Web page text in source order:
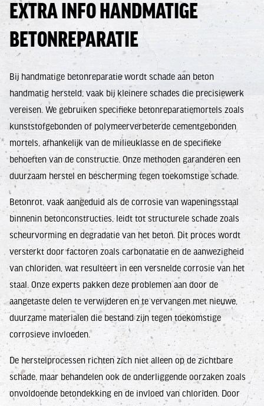
EXTRA INFO HANDMATIGE
BETONREPARATIE
Bij handmatige betonreparatie wordt schade aan beton
handmatig hersteld, vaak bij kleinere schades die precisiewerk
vereisen. We gebruiken specifieke betonreparatiemortels zoals
kunststofgebonden of polymeerverbeterde cementgebonden
mortels, afhankelijk van de milieuklasse en de specifieke
behoeften van de constructie. Onze methoden garanderen een
duurzaam herstel en bescherming tegen toekomstige schade.
Betonrot, vaak aangeduid als de corrosie van wapeningsstaal
binnenin betonconstructies, leidt tot structurele schade zoals
scheurvorming en degradatie van het beton. Dit proces wordt
versterkt door factoren zoals carbonatatie en de aanwezigheid
van chloriden, wat resulteert in een versnelde corrosie van het
staal. Onze experts pakken deze problemen aan door de
aangetaste delen te verwijderen en te vervangen met nieuwe,
duurzame materialen die bestand zijn tegen toekomstige
corrosieve invloeden.
De herstelprocessen richten zich niet alleen op de zichtbare
schade, maar behandelen ook de onderliggende oorzaken zoals
onvoldoende betondekking en de invloed van chloriden. Door